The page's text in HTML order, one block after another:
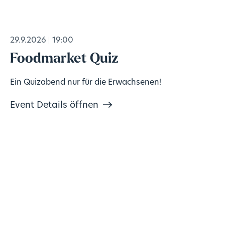
29.9.2026 19:00
Foodmarket Quiz
Ein Quizabend nur für die Erwachsenen!
Event Details öffnen